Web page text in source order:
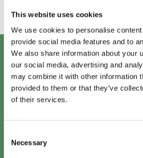
This website uses cookies
We use cookies to personalise
provide social media features and to
We also share information about your
our social media, advertising and
may combine it with other information
provided to them or that they’ve
of their services.
Selection
Necessary